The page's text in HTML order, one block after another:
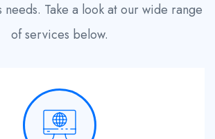
needs. Take a look at our wide range
of services below.